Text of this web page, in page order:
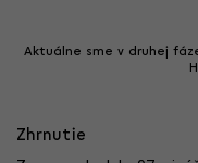
Aktuálne sme v druhej
Zhrnutie